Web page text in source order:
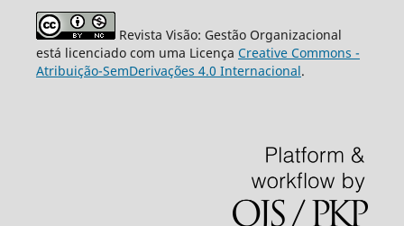
Revista Visão: Gestão Organizacional
está licenciado com uma Licença Creative Commons -
Atribuição-SemDerivações 4.0 Internacional.